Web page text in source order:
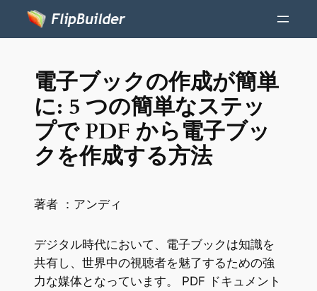
電子ブックの作成が簡単
に: 5 つの簡単なステッ
プで PDF から電子ブッ
クを作成する方法
著者 ： アンディ
デジタル時代において、電子ブックは知識を
共有し、世界中の視聴者を魅了するための強
力な媒体となっています。 PDF ドキュメント